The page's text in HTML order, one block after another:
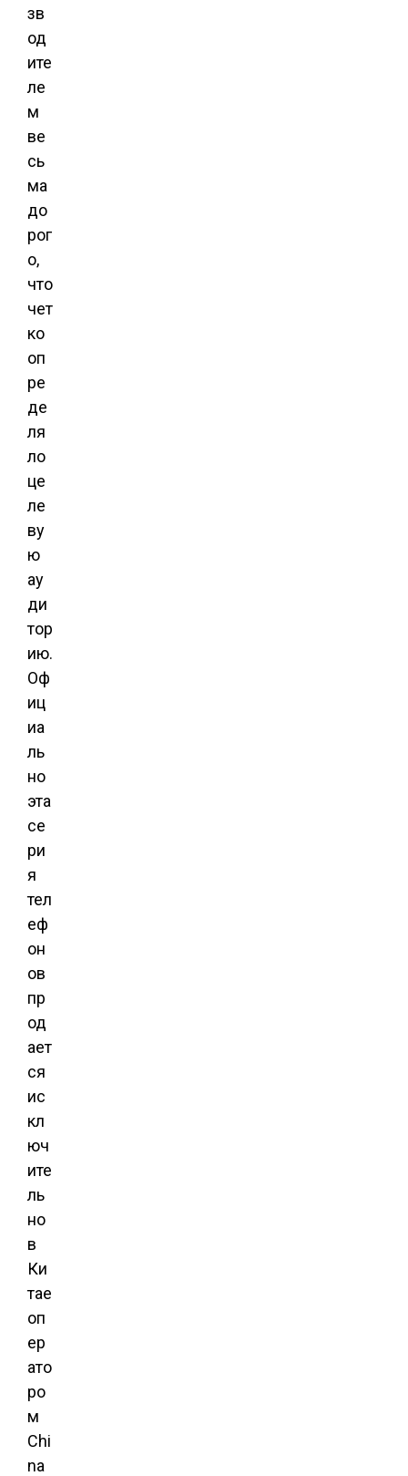
зв
од
ите
ле
м
ве
сь
ма
до
рог
о,
что
чет
ко
оп
ре
де
ля
ло
це
ле
ву
ю
ау
ди
тор
ию.
Оф
иц
иа
ль
но
эта
се
ри
я
тел
еф
он
ов
пр
од
ает
ся
ис
кл
юч
ите
ль
но
в
Ки
тае
оп
ер
ато
ро
м
Chi
na